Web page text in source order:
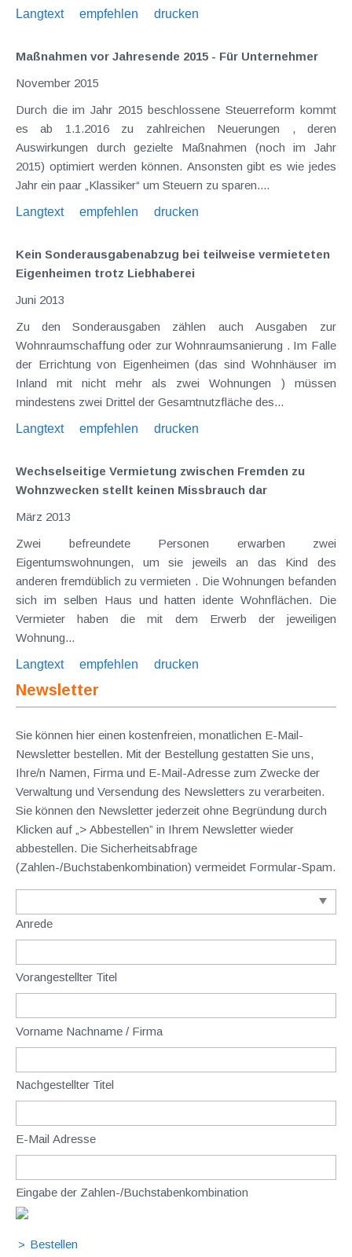
Langtext
empfehlen drucken
Maßnahmen vor Jahresende 2015 - Für Unternehmer
November 2015
Durch die im Jahr 2015 beschlossene Steuerreform kommt
es ab 1.1.2016 zu zahlreichen Neuerungen , deren
Auswirkungen durch gezielte Maßnahmen (noch im Jahr
2015) optimiert werden können. Ansonsten gibt es wie jedes
Jahr ein paar „Klassiker“ um Steuern zu sparen....
Langtext
empfehlen drucken
Kein Sonderausgabenabzug bei teilweise vermieteten
Eigenheimen trotz Liebhaberei
Juni 2013
Zu den Sonderausgaben zählen auch Ausgaben zur
Wohnraumschaffung oder zur Wohnraumsanierung . Im Falle
der Errichtung von Eigenheimen (das sind Wohnhäuser im
Inland mit nicht mehr als zwei Wohnungen ) müssen
mindestens zwei Drittel der Gesamtnutzfläche des...
Langtext
empfehlen drucken
Wechselseitige Vermietung zwischen Fremden zu
Wohnzwecken stellt keinen Missbrauch dar
März 2013
Zwei befreundete Personen erwarben zwei
Eigentumswohnungen, um sie jeweils an das Kind des
anderen fremdüblich zu vermieten . Die Wohnungen befanden
sich im selben Haus und hatten idente Wohnflächen. Die
Vermieter haben die mit dem Erwerb der jeweiligen
Wohnung...
Langtext
empfehlen drucken
Newsletter
Sie können hier einen kostenfreien, monatlichen E-Mail-
Newsletter bestellen. Mit der Bestellung gestatten Sie uns,
Ihre/n Namen, Firma und E-Mail-Adresse zum Zwecke der
Verwaltung und Versendung des Newsletters zu verarbeiten.
Sie können den Newsletter jederzeit ohne Begründung durch
Klicken auf „> Abbestellen” in Ihrem Newsletter wieder
abbestellen. Die Sicherheitsabfrage
(Zahlen-/Buchstabenkombination) vermeidet Formular-Spam.
Anrede
Vorangestellter Titel
Vorname Nachname / Firma
Nachgestellter Titel
E-Mail Adresse
Eingabe der Zahlen-/Buchstabenkombination